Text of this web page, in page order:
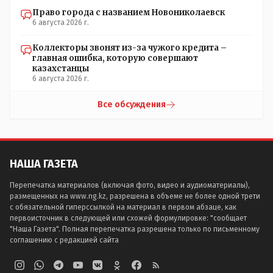
Право города с названием Новониколаевск
6 августа 2026 г.
Коллекторы звонят из-за чужого кредита –
главная ошибка, которую совершают
казахстанцы
6 августа 2026 г.
Все обсуждения
НАША ГАЗЕТА
Перепечатка материалов (включая фото, видео и аудиоматериалы),
размещенных на www.ng.kz, разрешена в объеме не более одной трети
с обязательной гиперссылкой на материал в первом абзаце, как
первоисточник в следующей или схожей формулировке: "сообщает
"Наша Газета". Полная перепечатка разрешена только по письменному
соглашению с редакцией сайта